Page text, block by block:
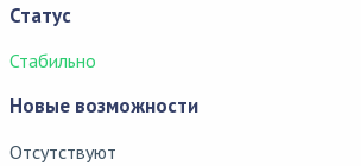
Статус
Стабильно
Новые возможности
Отсутствуют